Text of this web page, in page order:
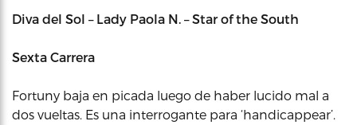
Diva del Sol – Lady Paola N. – Star of the South
Sexta Carrera
Fortuny baja en picada luego de haber lucido mal a
dos vueltas. Es una interrogante para ‘handicappear’.